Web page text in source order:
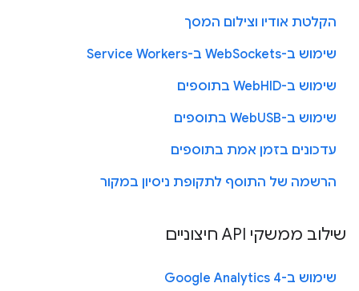
הקלטת אודיו וצילום המסך
שימוש ב-WebSockets ב-Service Workers
שימוש ב-WebHID בתוספים
שימוש ב-WebUSB בתוספים
עדכונים בזמן אמת בתוספים
הרשמה של התוסף לתקופת ניסיון במקור
שילוב ממשקי API חיצוניים
שימוש ב-Google Analytics 4